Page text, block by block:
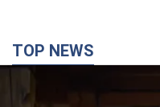
TOP NEWS